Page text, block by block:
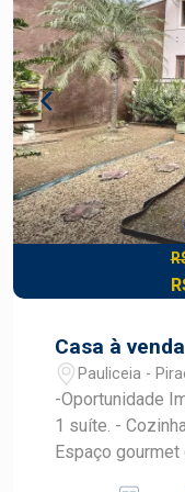
maximiza cada
Localizada em
próximo a
Ambientes bem
proporcionam
Possibilidade
permitindo que
Casa à
Pauliceia -
-Oportunidade Imperdível! - 3
1 suíte. -
Espaço gourmet